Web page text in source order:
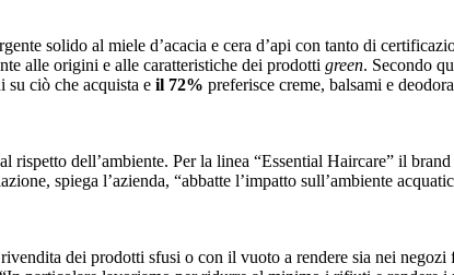
solido al miele d’acacia e cera d’api con tanto di
alle origini e alle caratteristiche dei prodotti green. Secondo
ciò che acquista e il 72% preferisce creme, balsami e
rispetto dell’ambiente. Per la linea “Essential Haircare” il
spiega l’azienda, “abbatte l’impatto sull’ambiente
dei prodotti sfusi o con il vuoto a rendere sia nei